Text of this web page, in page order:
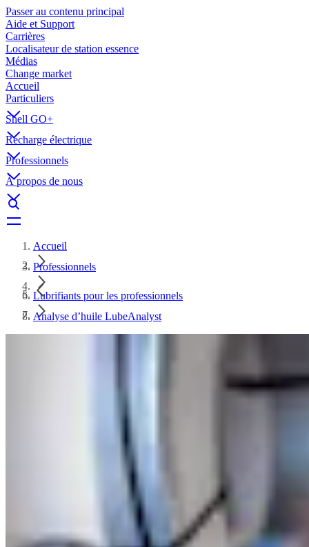
Passer au contenu principal
Aide et Support
Carrières
Localisateur de station essence
Médias
Change market
Accueil
Particuliers
Shell GO+
Recharge électrique
Professionnels
À propos de nous
Accueil
Professionnels
Lubrifiants pour les professionnels
Analyse d’huile LubeAnalyst